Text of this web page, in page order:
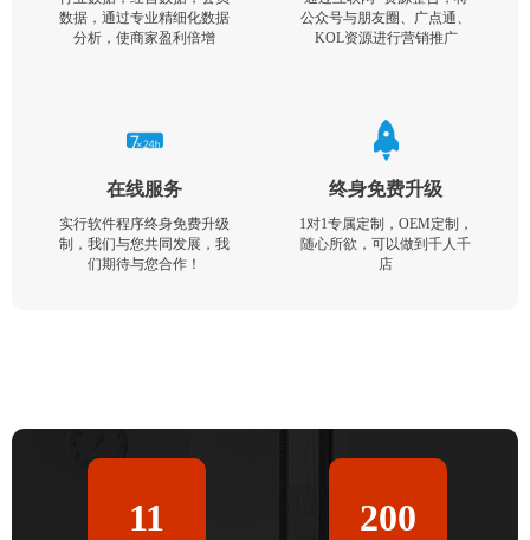
数据，通过专业精细化数据
分析，使商家盈利倍增
公众号与朋友圈、广点通、
KOL资源进行营销推广
在线服务
实行软件程序终身免费升级
制，我们与您共同发展，我
们期待与您合作！
终身免费升级
1对1专属定制，OEM定制，
随心所欲，可以做到千人千
店
11 200